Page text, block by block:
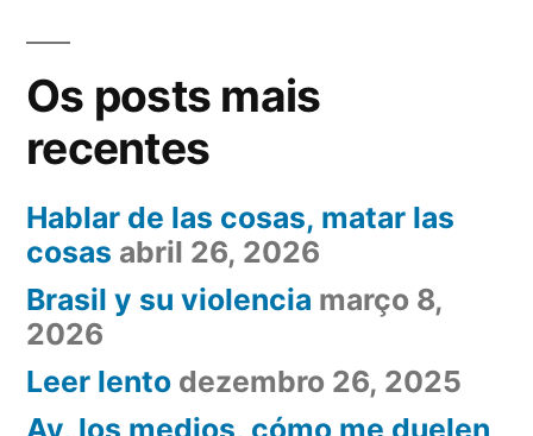
Os posts mais
recentes
Hablar de las cosas, matar las
cosas abril 26, 2026
Brasil y su violencia março 8,
2026
Leer lento dezembro 26, 2025